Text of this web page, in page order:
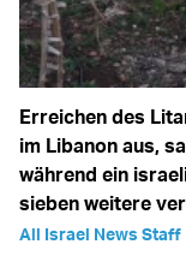
Erreichen des
im Libanon aus,
während ein
sieben weitere
All Israel News Staff